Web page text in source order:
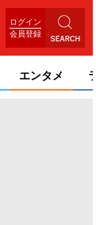
ログイン
会員登録
エンタメ